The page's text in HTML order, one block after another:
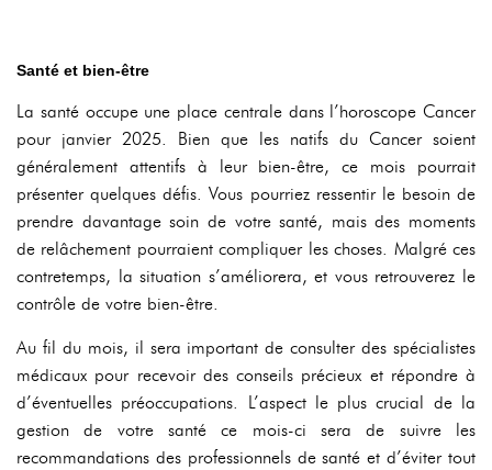
Santé et bien-être
La santé occupe une place centrale dans l’horoscope Cancer
pour janvier 2025. Bien que les natifs du Cancer soient
généralement attentifs à leur bien-être, ce mois pourrait
présenter quelques défis. Vous pourriez ressentir le besoin de
prendre davantage soin de votre santé, mais des moments
de relâchement pourraient compliquer les choses. Malgré ces
contretemps, la situation s’améliorera, et vous retrouverez le
contrôle de votre bien-être.
Au fil du mois, il sera important de consulter des spécialistes
médicaux pour recevoir des conseils précieux et répondre à
d’éventuelles préoccupations. L’aspect le plus crucial de la
gestion de votre santé ce mois-ci sera de suivre les
recommandations des professionnels de santé et d’éviter tout